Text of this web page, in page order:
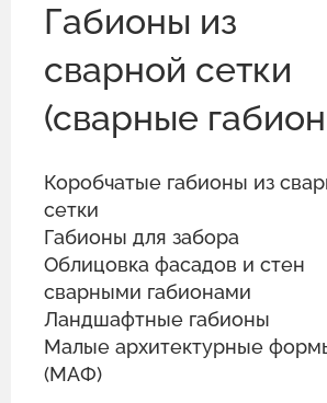
Габионы из
сварной сетки
(сварные
Коробчатые габионы из
сетки
Габионы для забора
Облицовка фасадов и стен
сварными габионами
Ландшафтные габионы
Малые архитектурные
(МАФ)